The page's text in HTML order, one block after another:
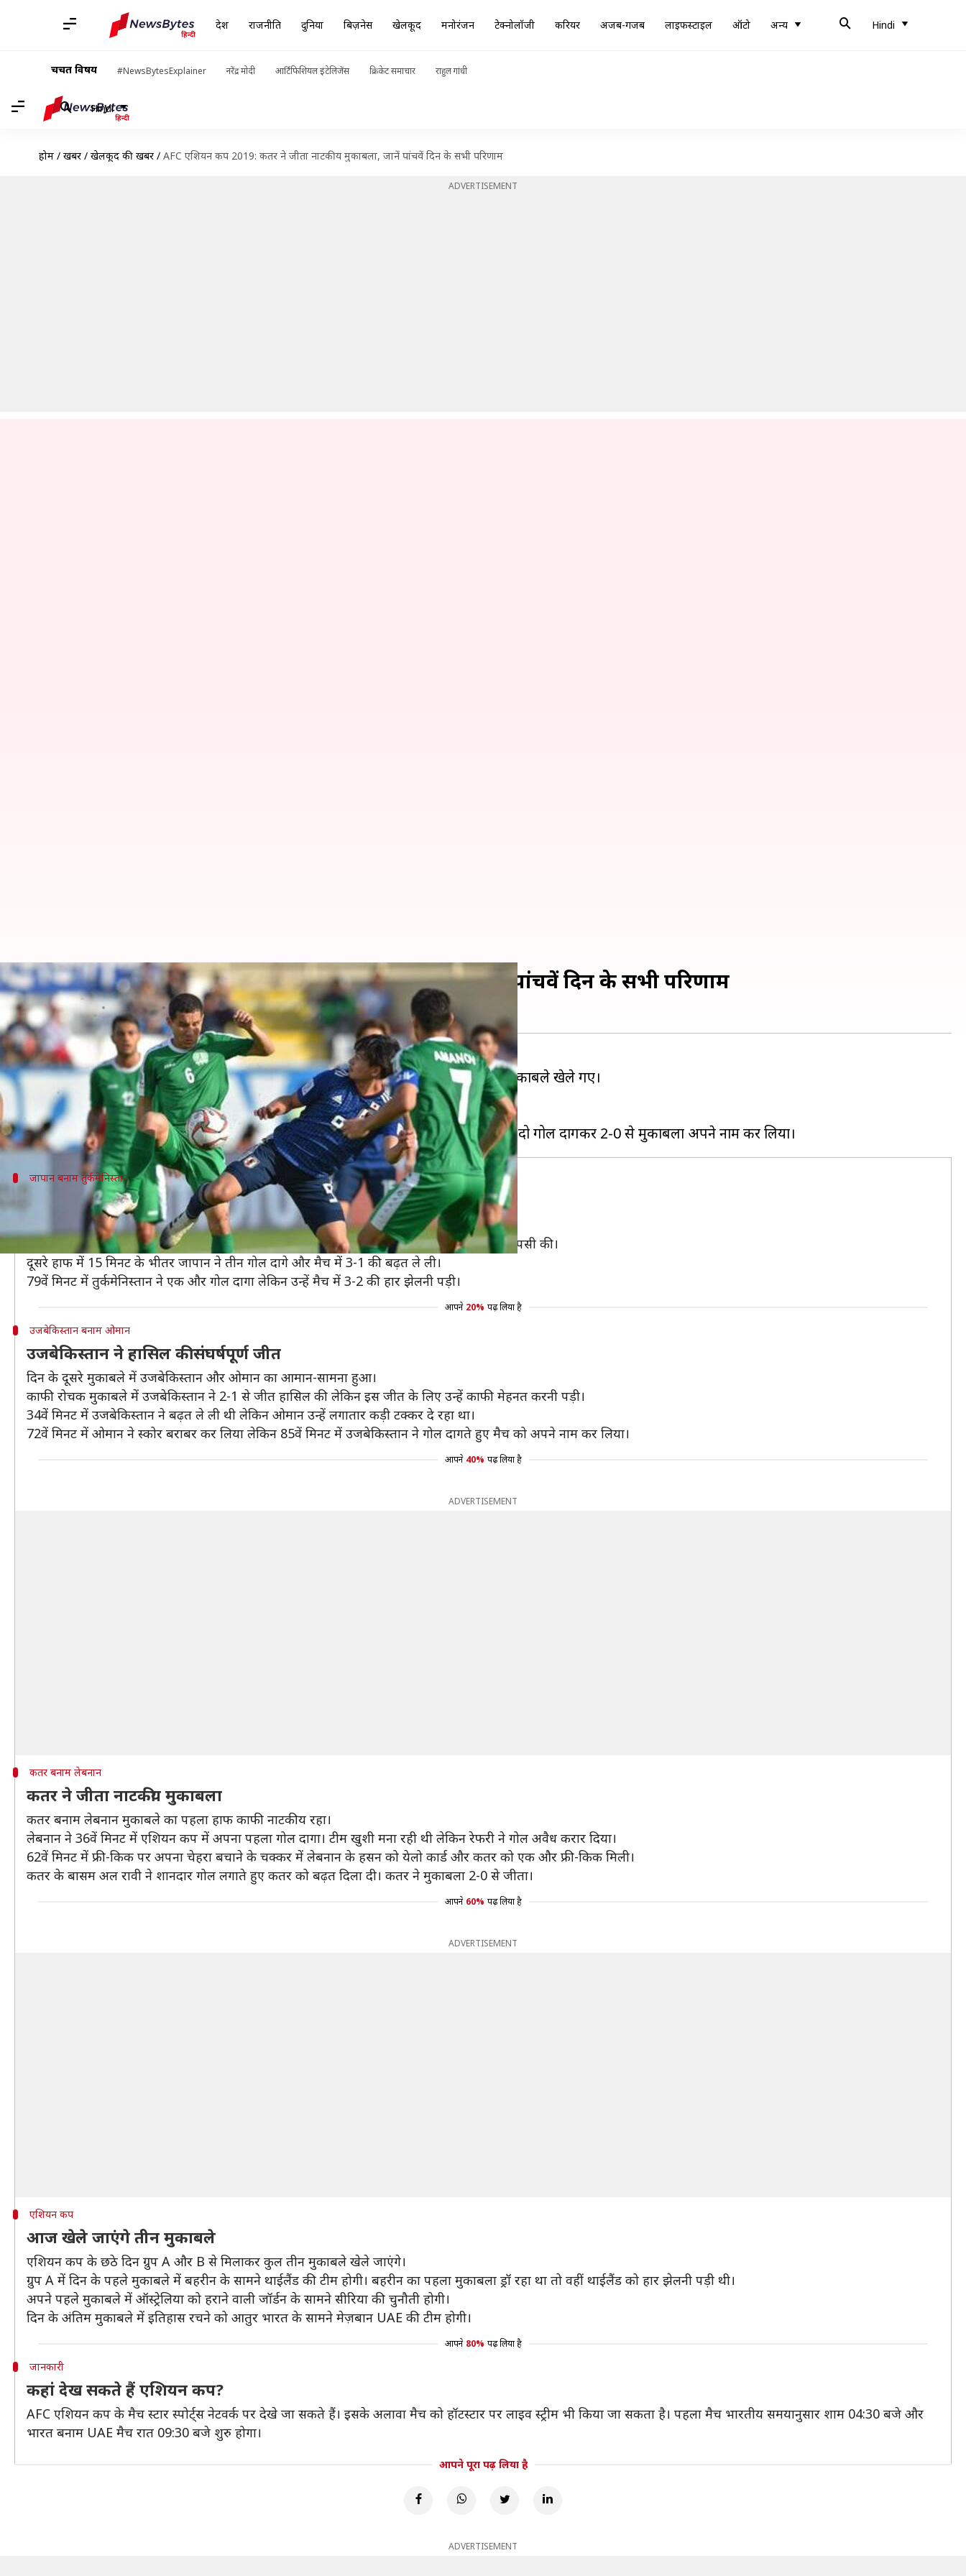
देश राजनीति दुनिया बिज़नेस खेलकूद मनोरंजन टेक्नोलॉजी करियर अजब-गजब लाइफस्टाइल ऑटो अन्य Hindi
चर्चित विषय #NewsBytesExplainer नरेंद्र मोदी आर्टिफिशियल इंटेलिजेंस क्रिकेट समाचार राहुल गांधी
Hindi
होम / खबरें / खेलकूद की खबरें / AFC एशियन कप 2019: कतर ने जीता नाटकीय मुकाबला, जानें पांचवें दिन के सभी परिणाम
ADVERTISEMENT
AFC एशियन कप 2019: कतर ने जीता नाटकीय मुकाबला, जानें पांचवें दिन के सभी परिणाम
लेखन Neeraj Pandey Jan 10, 2019 11:12 am
क्या है खबर?
UAE में खेली जा रहीAFC एशियन कप 2019 के पांचवे दिन ग्रुप E और F के मिलाकर कुल तीन मुकाबले खेले गए।
दिन के पहले मुकाबले में जापान ने तुर्कमेनिस्तान के खिलाफ 3-2 की जीत हासिल की।
उजबेकिस्तान ने ओमान के खिलाफ कड़े मुकाबले में 2-1 की जीत हासिल की।
जापान बनाम तुर्कमेनिस्तान
जापान ने की सधी शुरुआत
जापान बनाम तुर्कमेनिस्तान मुकाबले के 26वें मिनट में तुर्कमेनिस्तान ने गोल दागते हुए बढ़त ले ली थी।
तुर्कमेनिस्तान की बढ़त पहले हाफ की समाप्ति तक कायम भी रही लेकिन दूसरे हाफ में जापान ने अच्छी वापसी की।
दूसरे हाफ में 15 मिनट के भीतर जापान ने तीन गोल दागे और मैच में 3-1 की बढ़त ले ली।
79वें मिनट में तुर्कमेनिस्तान ने एक और गोल दागा लेकिन उन्हें मैच में 3-2 की हार झेलनी पड़ी।
आपने 20% पढ़ लिया है
उजबेकिस्तान बनाम ओमान
उजबेकिस्तान ने हासिल की संघर्षपूर्ण जीत
दिन के दूसरे मुकाबले में उजबेकिस्तान और ओमान का आमान-सामना हुआ।
काफी रोचक मुकाबले में उजबेकिस्तान ने 2-1 से जीत हासिल की लेकिन इस जीत के लिए उन्हें काफी मेहनत करनी पड़ी।
34वें मिनट में उजबेकिस्तान ने बढ़त ले ली थी लेकिन ओमान उन्हें लगातार कड़ी टक्कर दे रहा था।
72वें मिनट में ओमान ने स्कोर बराबर कर लिया लेकिन 85वें मिनट में उजबेकिस्तान ने गोल दागते हुए मैच को अपने नाम कर लिया।
आपने 40% पढ़ लिया है
ADVERTISEMENT
कतर बनाम लेबनान
कतर ने जीता नाटकीय मुकाबला
कतर बनाम लेबनान मुकाबले का पहला हाफ काफी नाटकीय रहा।
लेबनान ने 36वें मिनट में एशियन कप में अपना पहला गोल दागा। टीम खुशी मना रही थी लेकिन रेफरी ने गोल अवैध करार दिया।
62वें मिनट में फ्री-किक पर अपना चेहरा बचाने के चक्कर में लेबनान के हसन को येलो कार्ड और कतर को एक और फ्री-किक मिली।
कतर के बासम अल रावी ने शानदार गोल लगाते हुए कतर को बढ़त दिला दी। कतर ने मुकाबला 2-0 से जीता।
आपने 60% पढ़ लिया है
ADVERTISEMENT
एशियन कप
आज खेले जाएंगे तीन मुकाबले
एशियन कप के छठे दिन ग्रुप A और B से मिलाकर कुल तीन मुकाबले खेले जाएंगे।
ग्रुप A में दिन के पहले मुकाबले में बहरीन के सामने थाईलैंड की टीम होगी। बहरीन का पहला मुकाबला ड्रॉ रहा था तो वहीं थाईलैंड को हार झेलनी पड़ी थी।
अपने पहले मुकाबले में ऑस्ट्रेलिया को हराने वाली जॉर्डन के सामने सीरिया की चुनौती होगी।
दिन के अंतिम मुकाबले में इतिहास रचने को आतुर भारत के सामने मेज़बान UAE की टीम होगी।
आपने 80% पढ़ लिया है
जानकारी
कहां देख सकते हैं एशियन कप?
AFC एशियन कप के मैच स्टार स्पोर्ट्स नेटवर्क पर देखे जा सकते हैं। इसके अलावा मैच को हॉटस्टार पर लाइव स्ट्रीम भी किया जा सकता है। पहला मैच भारतीय समयानुसार शाम 04:30 बजे और
भारत बनाम UAE मैच रात 09:30 बजे शुरु होगा।
आपने पूरा पढ़ लिया है
ADVERTISEMENT